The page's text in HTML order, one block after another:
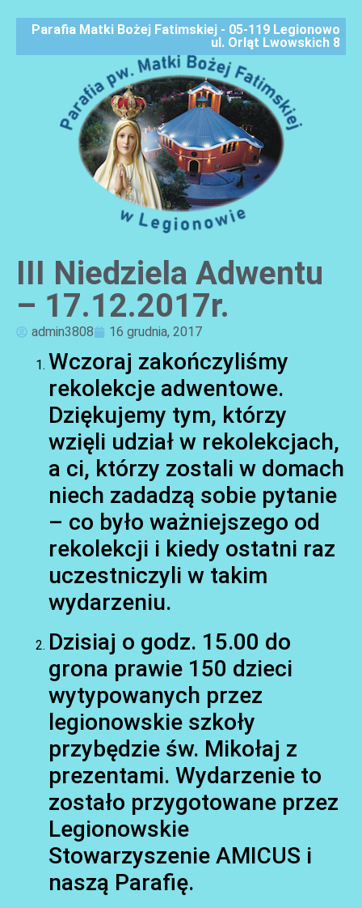
Parafia Matki Bożej Fatimskiej - 05-119 Legionowo
ul. Orląt Lwowskich 8
III Niedziela Adwentu
– 17.12.2017r.
admin3808 16 grudnia, 2017
Wczoraj zakończyliśmy
rekolekcje adwentowe.
Dziękujemy tym, którzy
wzięli udział w rekolekcjach,
a ci, którzy zostali w domach
niech zadadzą sobie pytanie
– co było ważniejszego od
rekolekcji i kiedy ostatni raz
uczestniczyli w takim
wydarzeniu.
Dzisiaj o godz. 15.00 do
grona prawie 150 dzieci
wytypowanych przez
legionowskie szkoły
przybędzie św. Mikołaj z
prezentami. Wydarzenie to
zostało przygotowane przez
Legionowskie
Stowarzyszenie AMICUS i
naszą Parafię.
AKTUALNOŚCI
AKTUALNOŚCI